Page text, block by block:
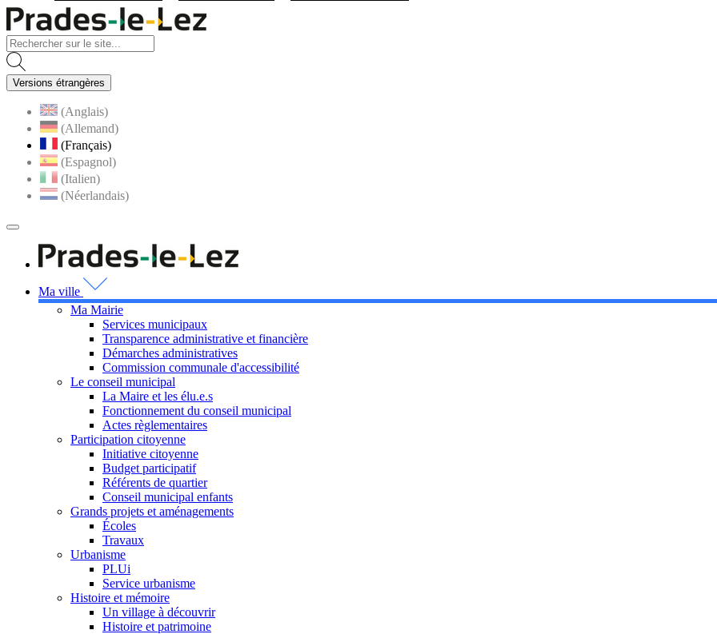
Versions étrangères
(Anglais)
(Allemand)
(Français)
(Espagnol)
(Italien)
(Néerlandais)
MENU
PRINCIPAL
Ma ville
Ma Mairie
Services municipaux
Transparence administrative et financière
Démarches administratives
Commission communale d'accessibilité
Le conseil municipal
La Maire et les élu.e.s
Fonctionnement du conseil municipal
Actes règlementaires
Participation citoyenne
Initiative citoyenne
Budget participatif
Référents de quartier
Conseil municipal enfants
Grands projets et aménagements
Écoles
Travaux
Urbanisme
PLUi
Service urbanisme
Histoire et mémoire
Un village à découvrir
Histoire et patrimoine